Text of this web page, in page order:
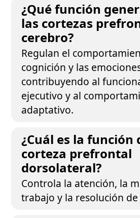
¿Qué función
las cortezas
cerebro?
Regulan el
cognición y las
contribuyendo al
ejecutivo y al
adaptativo.
¿Cuál es la función
corteza prefrontal
dorsolateral?
Controla la atención, la
trabajo y la resolución